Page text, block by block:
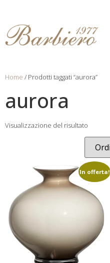
Home / Prodotti taggati “aurora”
aurora
Visualizzazione del risultato
In offerta!